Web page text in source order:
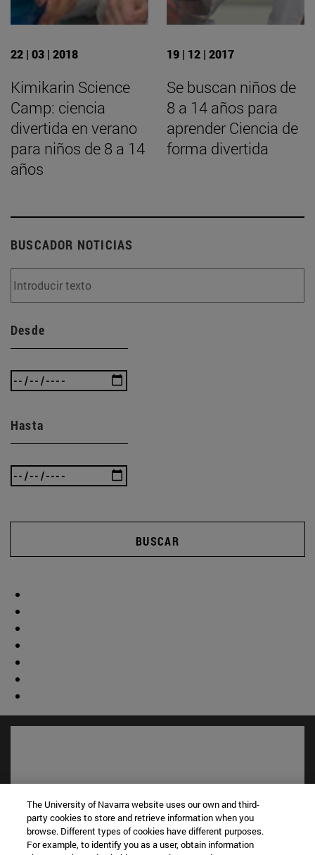
22 | 03 | 2018
Kimikarin Science
Camp: ciencia
divertida en verano
para niños de 8 a 14
años
19 | 12 | 2017
Se buscan niños de
8 a 14 años para
aprender Ciencia de
forma divertida
BUSCADOR NOTICIAS
Desde
Hasta
BUSCAR
The University of Navarra website uses our own and third-
party cookies to store and retrieve information when you
browse. Different types of cookies have different purposes.
For example, to identify you as a user, obtain information